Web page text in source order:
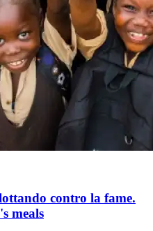
contro la fame.
meals